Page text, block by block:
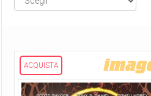
ACQUISTA